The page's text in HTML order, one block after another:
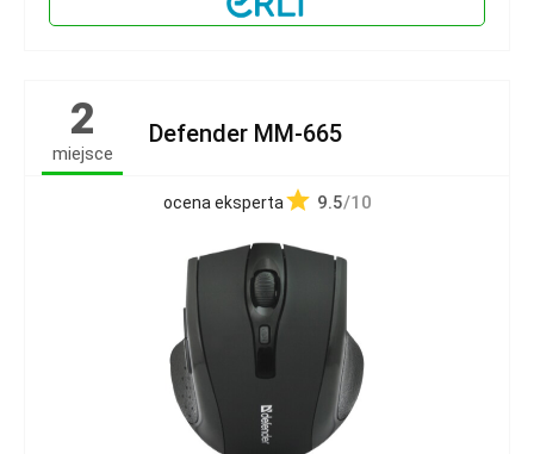
2
miejsce
Defender MM-665
ocena eksperta 9.5/10